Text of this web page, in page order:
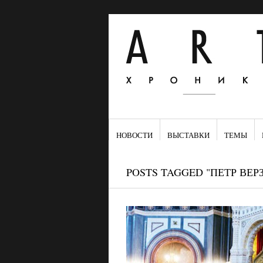
НОВОСТИ ВЫСТАВКИ ТЕМЫ
POSTS TAGGED "ПЕТР